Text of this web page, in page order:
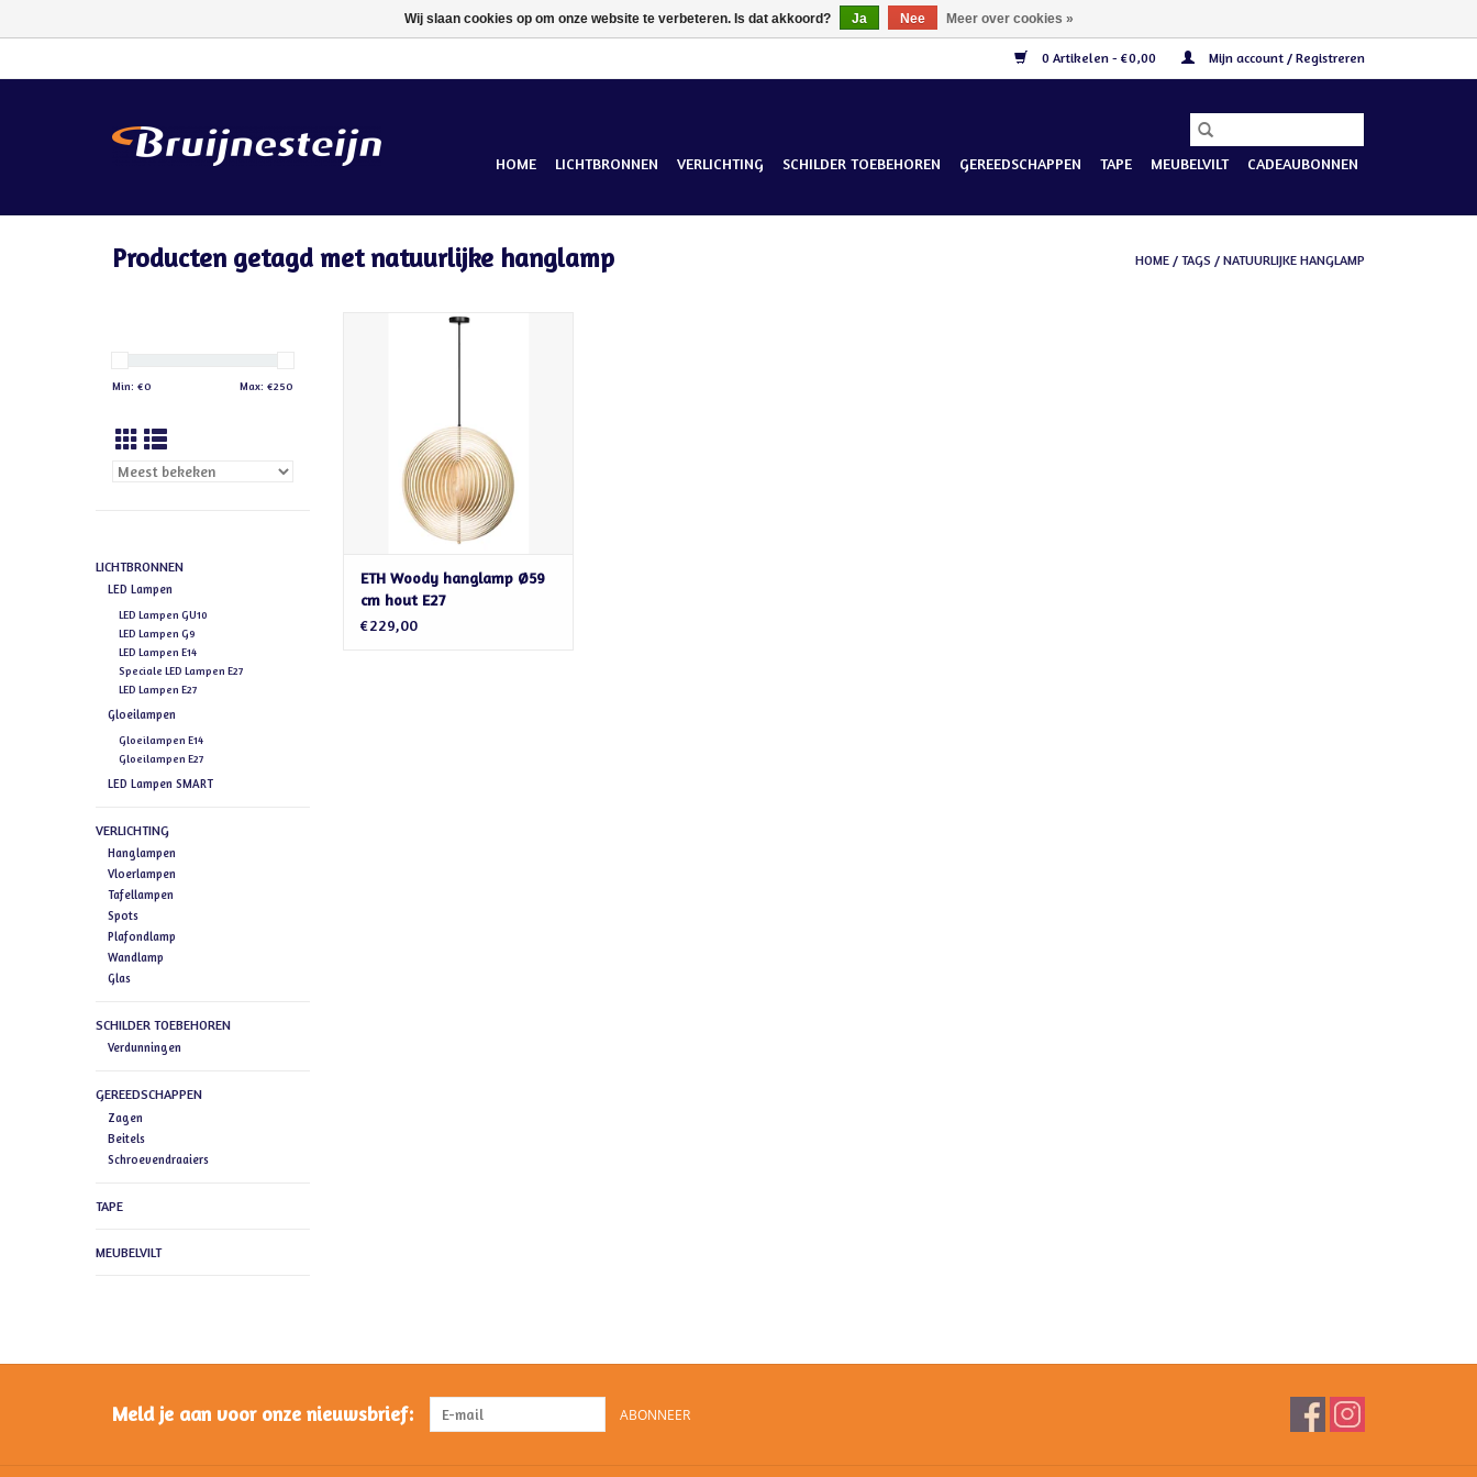
0 Artikelen - €0,00 Mijn account / Registreren
HOME LICHTBRONNEN VERLICHTING SCHILDER TOEBEHOREN GEREEDSCHAPPEN TAPE MEUBELVILT CADEAUBONNEN
Producten getagd met natuurlijke hanglamp HOME / TAGS / NATUURLIJKE HANGLAMP
Min: €0 Max: €250
LICHTBRONNEN
LED Lampen
LED Lampen GU10
LED Lampen G9
LED Lampen E14
Speciale LED Lampen E27
LED Lampen E27
Gloeilampen
Gloeilampen E14
Gloeilampen E27
LED Lampen SMART
VERLICHTING
Hanglampen
Vloerlampen
Tafellampen
Spots
Plafondlamp
Wandlamp
Glas
SCHILDER TOEBEHOREN
Verdunningen
GEREEDSCHAPPEN
Zagen
Beitels
Schroevendraaiers
TAPE
MEUBELVILT
ETH Woody hanglamp met houten
TOEVOEGEN AAN WINKELWAGEN
ETH Woody hanglamp Ø59
cm hout E27
€229,00
Meld je aan voor onze nieuwsbrief: ABONNEER
Wij slaan cookies op om onze website te verbeteren. Is dat akkoord? Ja Nee Meer over cookies »